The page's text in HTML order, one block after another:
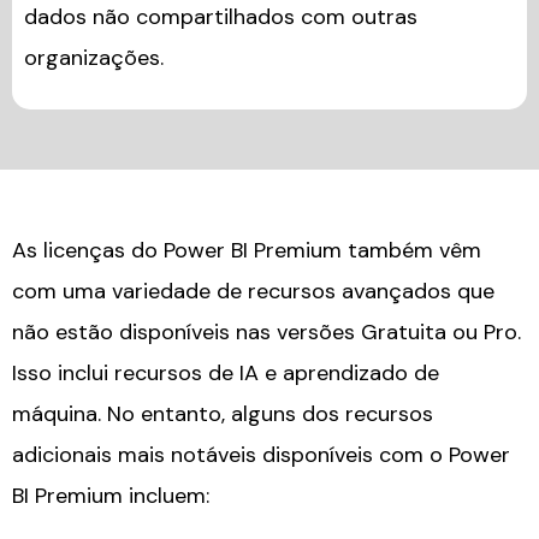
dados não compartilhados com outras
organizações.
As licenças do Power BI Premium também vêm
com uma variedade de recursos avançados que
não estão disponíveis nas versões Gratuita ou Pro.
Isso inclui recursos de IA e aprendizado de
máquina. No entanto, alguns dos recursos
adicionais mais notáveis disponíveis com o Power
BI Premium incluem: